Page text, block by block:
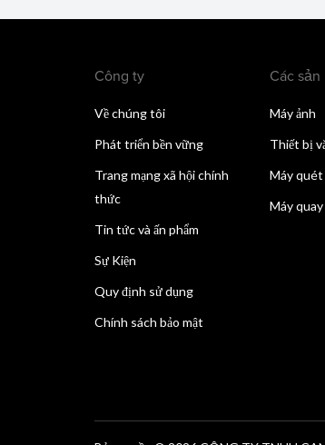
Công ty
Về chúng tôi
Phát triển bền vững
Trang mạng xã hội chính
thức
Tin tức và ấn phẩm
Sự Kiện
Quy định sử dụng
Chính sách bảo mật
Các
Máy ảnh
Thiết bị
Máy quét
Máy